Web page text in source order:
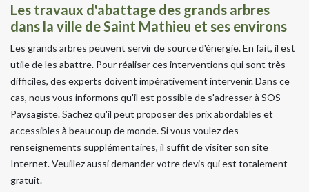
Les travaux d'abattage des grands arbres
dans la ville de Saint Mathieu et ses environs
Les grands arbres peuvent servir de source d'énergie. En fait, il est
utile de les abattre. Pour réaliser ces interventions qui sont très
difficiles, des experts doivent impérativement intervenir. Dans ce
cas, nous vous informons qu'il est possible de s'adresser à SOS
Paysagiste. Sachez qu'il peut proposer des prix abordables et
accessibles à beaucoup de monde. Si vous voulez des
renseignements supplémentaires, il suffit de visiter son site
Internet. Veuillez aussi demander votre devis qui est totalement
gratuit.